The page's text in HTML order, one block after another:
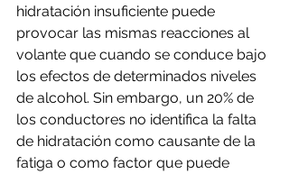
hidratación insuficiente puede
provocar las mismas reacciones al
volante que cuando se conduce bajo
los efectos de determinados niveles
de alcohol. Sin embargo, un 20% de
los conductores no identifica la falta
de hidratación como causante de la
fatiga o como factor que puede